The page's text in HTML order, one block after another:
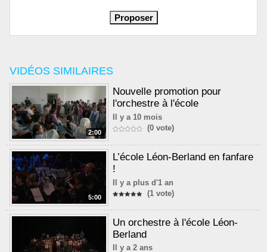
VIDÉOS SIMILAIRES
2:00
Nouvelle promotion pour
l'orchestre à l'école
Il y a 10 mois
(0 vote)
5:00
L’école Léon-Berland en fanfare
!
Il y a plus d'1 an
(1 vote)
Un orchestre à l'école Léon-
Berland
Il y a 2 ans